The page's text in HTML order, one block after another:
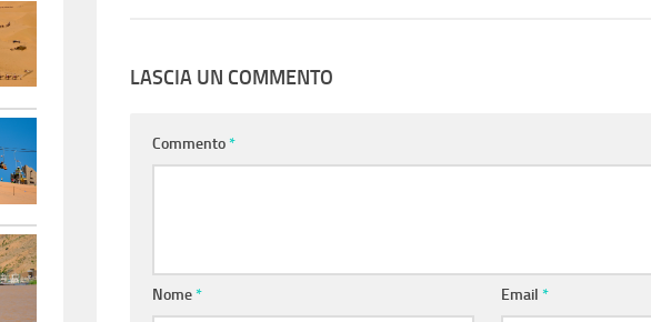
LASCIA UN COMMENTO
Commento*
Nome* Email*